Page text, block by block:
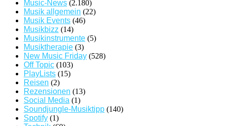
Music-News (2.180)
Musik allgemein (22)
Musik Events (46)
Musikbizz (14)
Musikinstrumente (5)
Musiktherapie (3)
New Music Friday (528)
Off Topic (103)
PlayLists (15)
Reisen (2)
Rezensionen (13)
Social Media (1)
Soundjungle-Musiktipp (140)
Spotify (1)